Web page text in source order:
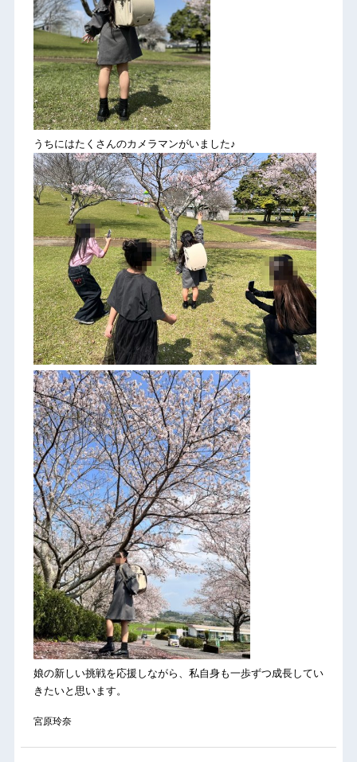
うちにはたくさんのカメラマンがいました♪
娘の新しい挑戦を応援しながら、私自身も一歩ずつ成長してい
きたいと思います。
宮原玲奈